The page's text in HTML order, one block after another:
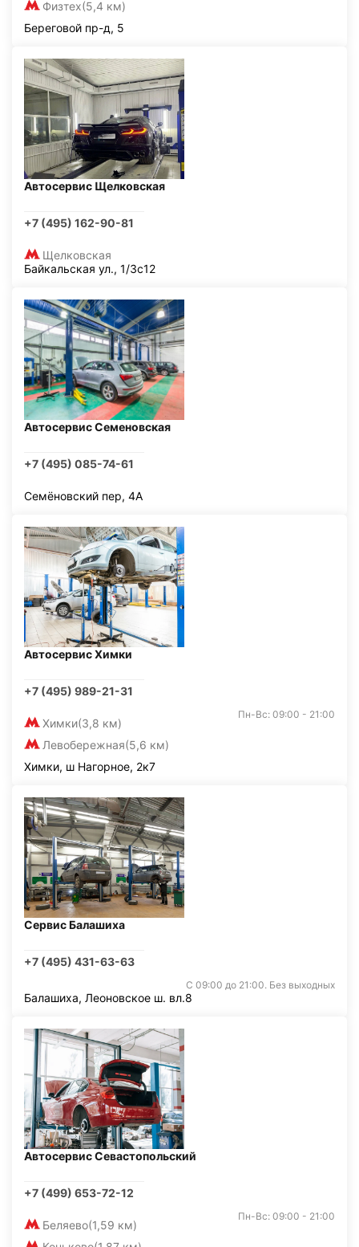
Физтех(5,4 км)
Береговой пр-д, 5
Автосервис Щелковская
+7 (495) 162-90-81
Щелковская
Байкальская ул., 1/3с12
Автосервис Семеновская
+7 (495) 085-74-61
Семёновский пер, 4А
Автосервис Химки
+7 (495) 989-21-31
Химки(3,8 км)
Левобережная(5,6 км)
Пн-Вс: 09:00 - 21:00
Химки, ш Нагорное, 2к7
Сервис Балашиха
+7 (495) 431-63-63
С 09:00 до 21:00. Без выходных
Балашиха, Леоновское ш. вл.8
Автосервис Севастопольский
+7 (499) 653-72-12
Беляево(1,59 км)
Пн-Вс: 09:00 - 21:00